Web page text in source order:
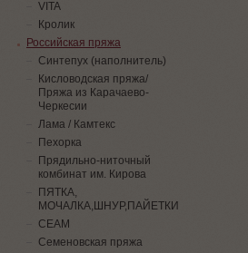
VITA
Кролик
Российская пряжа
Синтепух (наполнитель)
Кисловодская пряжа/
Пряжа из Карачаево-
Черкесии
Лама / Камтекс
Пехорка
Прядильно-ниточный
комбинат им. Кирова
ПЯТКА,
МОЧАЛКА,ШНУР,ПАЙЕТКИ
СЕАМ
Семеновская пряжа